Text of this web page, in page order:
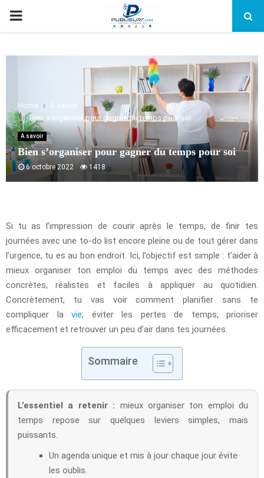
PRIMARY
Home
A savoir
Bien s’organiser pour gagner du temps pour soi
A savoir
Bien s’organiser pour gagner du temps pour soi
6 octobre 2022 1418
Si tu as l’impression de courir après le temps, de finir tes
journées avec une to-do list encore pleine ou de tout gérer dans
l’urgence, tu es au bon endroit. Ici, l’objectif est simple : t’aider à
mieux organiser ton emploi du temps avec des méthodes
concrètes, réalistes et faciles à appliquer au quotidien.
Concrètement, tu vas voir comment planifier sans te
compliquer la vie, éviter les pertes de temps, prioriser
efficacement et retrouver un peu d’air dans tes journées.
Sommaire
L’essentiel a retenir : mieux organiser ton emploi du
temps repose sur quelques leviers simples, mais
puissants.
Un agenda unique et mis à jour chaque jour évite
les oublis.